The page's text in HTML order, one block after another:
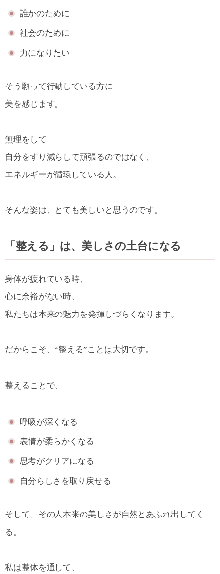
誰かのために
社会のために
力になりたい
そう願って行動している方に
美を感じます。
無理をして
自分をすり減らして頑張るのではなく、
エネルギーが循環している人。
そんな姿は、とても美しいと思うのです。
「整える」は、美しさの土台になる
身体が疲れている時、
心に余裕がない時、
私たちは本来の魅力を発揮しづらくなります。
だからこそ、“整える”ことは大切です。
整えることで、
呼吸が深くなる
表情が柔らかくなる
思考がクリアになる
自分らしさを取り戻せる
そして、その人本来の美しさが自然とあふれ出してく
る。
私は整体を通して、